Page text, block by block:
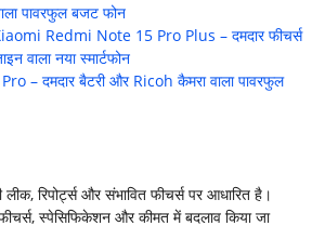
पावरफुल बजट फोन
Redmi Note 15 Pro Plus – दमदार फीचर्स
वाला नया स्मार्टफोन
– दमदार बैटरी और Ricoh कैमरा वाला पावरफुल
रिपोर्ट्स और संभावित फीचर्स पर आधारित है।
स्पेसिफिकेशन और कीमत में बदलाव किया जा